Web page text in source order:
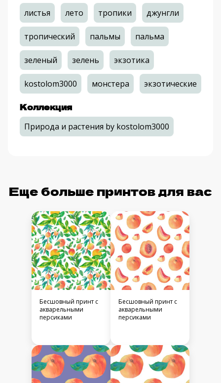
листья лето тропики джунгли
тропический пальмы пальма
зеленый зелень экзотика
kostolom3000 монстера экзотические
Коллекция
Природа и растения by kostolom3000
Еще больше принтов для вас
Бесшовный принт c
акварельными
персиками
Бесшовный принт c
акварельными
персиками